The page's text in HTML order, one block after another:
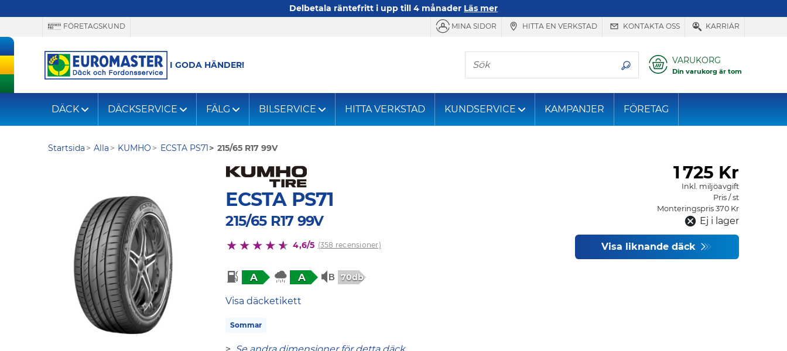
Delbetala räntefritt i upp till 4 månader Läs mer
FÖRETAGSKUND MINA SIDOR HITTA EN VERKSTAD KONTAKTA OSS KARRIÄR
I GODA HÄNDER!
Sök VARUKORG
Din varukorg är tom
DÄCK DÄCKSERVICE FÄLG BILSERVICE HITTA VERKSTAD KUNDSERVICE KAMPANJER FÖRETAG
Startsida Alla KUMHO ECSTA PS71 215/65 R17 99V
ECSTA PS71
215/65 R17 99V
4,6/5 (358 recensioner)
A A 70db
Visa däcketikett
Sommar
1725 Kr
Inkl. miljöavgift
Pris / st
Monteringspris 370 Kr
Ej i lager
Visa liknande däck